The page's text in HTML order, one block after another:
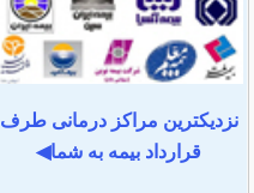
نزدیکترین مراکز درمانی طرف
قرارداد بیمه به شما◀